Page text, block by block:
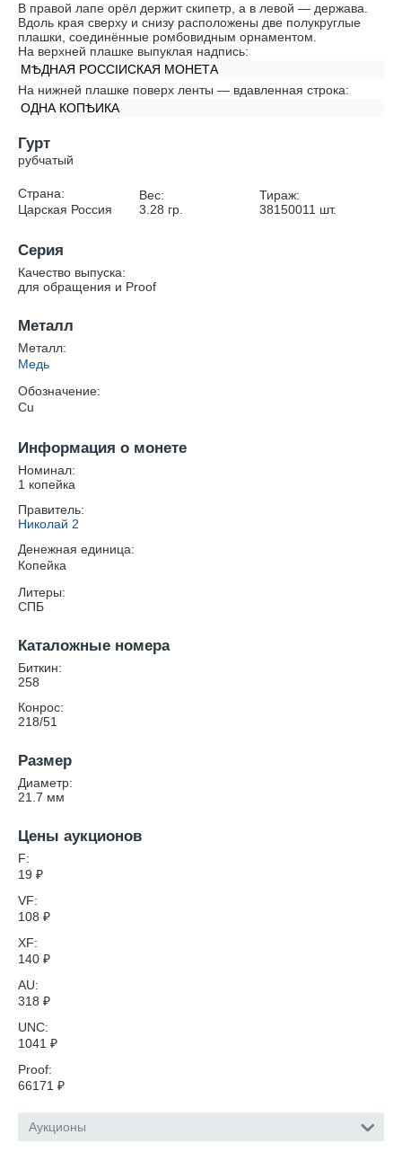
В правой лапе орёл держит скипетр, а в левой — держава.
Вдоль края сверху и снизу расположены две полукруглые
плашки, соединённые ромбовидным орнаментом.
На верхней плашке выпуклая надпись:
МѢДНАЯ РОССIИСКАЯ МОНЕТА
На нижней плашке поверх ленты — вдавленная строка:
ОДНА КОПѢИКА
Гурт
рубчатый
Страна:
Царская Россия
Вес:
3.28 гр.
Тираж:
38150011 шт.
Серия
Качество выпуска:
для обращения и Proof
Металл
Металл:
Медь
Обозначение:
Cu
Информация о монете
Номинал:
1 копейка
Правитель:
Николай 2
Денежная единица:
Копейка
Литеры:
СПБ
Каталожные номера
Биткин:
258
Конрос:
218/51
Размер
Диаметр:
21.7 мм
Цены аукционов
F:
19 ₽
VF:
108 ₽
XF:
140 ₽
AU:
318 ₽
UNC:
1041 ₽
Proof:
66171 ₽
Аукционы